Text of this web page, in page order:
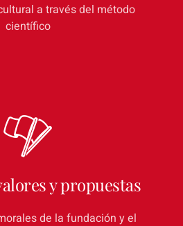
a través del método
científico
y propuestas
de la fundación y el